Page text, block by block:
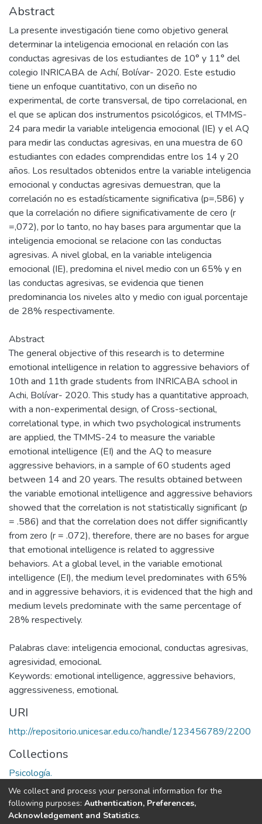
Abstract
La presente investigación tiene como objetivo general
determinar la inteligencia emocional en relación con las
conductas agresivas de los estudiantes de 10° y 11° del
colegio INRICABA de Achí, Bolívar- 2020. Este estudio
tiene un enfoque cuantitativo, con un diseño no
experimental, de corte transversal, de tipo correlacional, en
el que se aplican dos instrumentos psicológicos, el TMMS-
24 para medir la variable inteligencia emocional (IE) y el AQ
para medir las conductas agresivas, en una muestra de 60
estudiantes con edades comprendidas entre los 14 y 20
años. Los resultados obtenidos entre la variable inteligencia
emocional y conductas agresivas demuestran, que la
correlación no es estadísticamente significativa (p=,586) y
que la correlación no difiere significativamente de cero (r
=,072), por lo tanto, no hay bases para argumentar que la
inteligencia emocional se relacione con las conductas
agresivas. A nivel global, en la variable inteligencia
emocional (IE), predomina el nivel medio con un 65% y en
las conductas agresivas, se evidencia que tienen
predominancia los niveles alto y medio con igual porcentaje
de 28% respectivamente.
Abstract
The general objective of this research is to determine
emotional intelligence in relation to aggressive behaviors of
10th and 11th grade students from INRICABA school in
Achi, Bolívar- 2020. This study has a quantitative approach,
with a non-experimental design, of Cross-sectional,
correlational type, in which two psychological instruments
are applied, the TMMS-24 to measure the variable
emotional intelligence (EI) and the AQ to measure
aggressive behaviors, in a sample of 60 students aged
between 14 and 20 years. The results obtained between
the variable emotional intelligence and aggressive behaviors
showed that the correlation is not statistically significant (p
= .586) and that the correlation does not differ significantly
from zero (r = .072), therefore, there are no bases for argue
that emotional intelligence is related to aggressive
behaviors. At a global level, in the variable emotional
intelligence (EI), the medium level predominates with 65%
and in aggressive behaviors, it is evidenced that the high and
medium levels predominate with the same percentage of
28% respectively.
Palabras clave: inteligencia emocional, conductas agresivas,
agresividad, emocional.
Keywords: emotional intelligence, aggressive behaviors,
aggressiveness, emotional.
URI
http://repositorio.unicesar.edu.co/handle/123456789/2200
Collections
Psicología.
Full item page
We collect and process your personal information for the
following purposes: Authentication, Preferences,
Acknowledgement and Statistics.